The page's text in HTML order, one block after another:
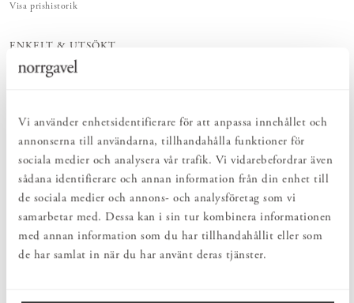
Vi använder enhetsidentifierare för att anpassa innehållet och
annonserna till användarna, tillhandahålla funktioner för
sociala medier och analysera vår trafik. Vi vidarebefordrar även
sådana identifierare och annan information från din enhet till
de sociala medier och annons- och analysföretag som vi
samarbetar med. Dessa kan i sin tur kombinera informationen
med annan information som du har tillhandahållit eller som
de har samlat in när du har använt deras tjänster.
Visa prishistorik
ENKELT & UTSÖKT
Hos oss hittar du ett kurerat sortiment av inredning som gör vardagslivet
både enkelt och vackert.
hållbara naturmaterial.
PRODUKTBESKRIVNING
Pendel Knuckle är en enkel pendelhållare i trä som passar utmärkt i
kombination med ljuskällan Voronoi. Pendelns formgivning är en
hyllning till träets skönhet, samtidigt som den visar glödlampan som
den främsta designfunktionen. De släta cylindriska formarna är
gjorda av valnöt, som sedan kombineras med en enkel och vacker